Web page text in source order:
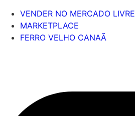
VENDER NO MERCADO LIVRE
MARKETPLACE
FERRO VELHO CANAÃ